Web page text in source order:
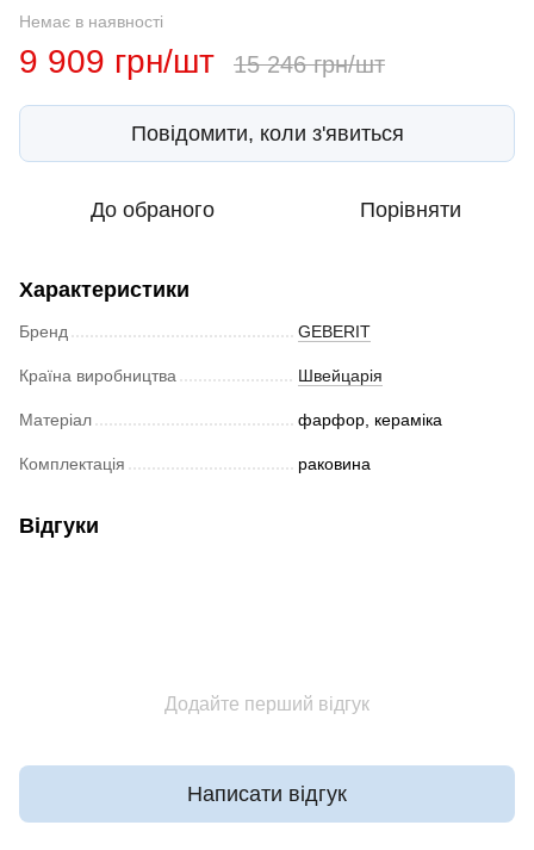
Немає в наявності
9 909 грн/шт 15 246 грн/шт
Повідомити, коли з'явиться
До обраного Порівняти
Характеристики
Бренд GEBERIT
Країна виробництва Швейцарія
Матеріал фарфор, кераміка
Комплектація раковина
Відгуки
Додайте перший відгук
Написати відгук